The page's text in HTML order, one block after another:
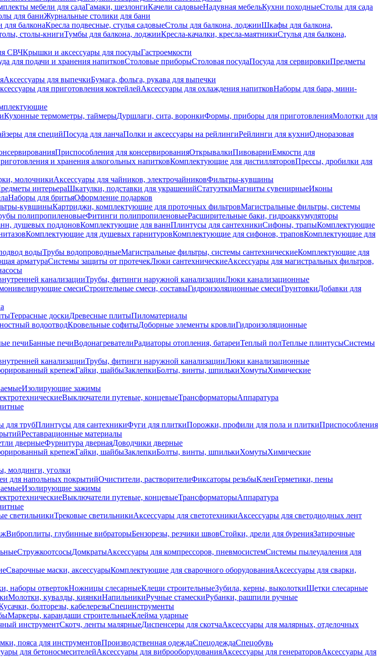
мебели для садаГамаки, шезлонгиКачели садовыеНадувная мебельКухни походныеСтолы для сада
для баниЖурнальные столики для бани
балконаКресла подвесные, стулья садовыеСтолы для балкона, лоджииШкафы для балкона,
столы-книгиТумбы для балкона, лоджииКресла-качалки, кресла-маятникиСтулья для балкона,
СВЧКрышки и аксессуары для посудыГастроемкости
для подачи и хранения напитковСтоловые приборыСтоловая посудаПосуда для сервировкиПредметы
Аксессуары для выпечкиБумага, фольга, рукава для выпечки
для приготовления коктейлейАксессуары для охлаждения напитковНаборы для бара, мини-
Кухонные термометры, таймерыДуршлаги, сита, воронкиФормы, приборы для приготовленияМолотки для
для специйПосуда для ланчаПолки и аксессуары на рейлингиРейлинги для кухниОдноразовая
Приспособления для консервированияОткрывалкиПивоварниЕмкости для
и хранения алкогольных напитковКомплектующие для дистилляторовПрессы, дробилки для
молочникиАксессуары для чайников, электрочайниковФильтры-кувшины
интерьераШкатулки, подставки для украшенийСтатуэткиМагниты сувенирныеИконы
Наборы для бритьяОформление подарков
кувшиныКартриджи, комплектующие для проточных фильтровМагистральные фильтры, системы
полипропиленовыеФитинги полипропиленовыеРасширительные баки, гидроаккумуляторы
душевых поддоновКомплектующие для ваннПлинтусы для сантехникиСифоны, трапыКомплектующие
Комплектующие для душевых гарнитуровКомплектующие для сифонов, траповКомплектующие для
водыТрубы водопроводныеМагистральные фильтры, системы сантехническиеКомплектующие для
арматураСистемы защиты от протечекЛюки сантехническиеАксессуары для магистральных фильтров,
канализацииТрубы, фитинги наружной канализацииЛюки канализационные
смесиСтроительные смеси, составыГидроизоляционные смесиГрунтовкиДобавки для
Террасные доскиДревесные плитыПиломатериалы
водоотводКровельные софитыДоборные элементы кровлиГидроизоляционные
печиБанные печиВодонагревателиРадиаторы отопления, батареиТеплый полТеплые плинтусыСистемы
канализацииТрубы, фитинги наружной канализацииЛюки канализационные
крепежГайки, шайбыЗаклепкиБолты, винты, шпилькиХомутыХимические
Изолирующие зажимы
Выключатели путевые, концевыеТрансформаторыАппаратура
для трубПлинтусы для сантехникиФуги для плиткиПорожки, профили для пола и плиткиПриспособления
Реставрационные материалы
дверныеФурнитура двернаяДоводчики дверные
крепежГайки, шайбыЗаклепкиБолты, винты, шпилькиХомутыХимические
молдинги, уголки
для напольных покрытийОчистители, растворителиФиксаторы резьбыКлеиГерметики, пены
Изолирующие зажимы
Выключатели путевые, концевыеТрансформаторыАппаратура
светильникиТрековые светильникиАксессуары для светотехникиАксессуары для светодиодных лент
Виброплиты, глубинные вибраторыБензорезы, резчики швовСтойки, дрели для буренияЗатирочные
СтружкоотсосыДомкратыАксессуары для компрессоров, пневмосистемСистемы пылеудаления для
Сварочные маски, аксессуарыКомплектующие для сварочного оборудованияАксессуары для сварки,
наборы отвертокНожницы слесарныеКлещи строительныеЗубила, керны, выколоткиЩетки слесарные
Молотки, кувалды, киянкиНапильникиРучные стамескиРубанки, рашпили ручные
болторезы, кабелерезыСпецинструменты
Маркеры, карандаши строительныеКлейма ударные
инструментСкотч, ленты малярныеДиспенсеры для скотчаАксессуары для малярных, отделочных
пояса для инструментовПроизводственная одеждаСпецодеждаСпецобувь
для бетоносмесителейАксессуары для виброоборудованияАксессуары для генераторовАксессуары для